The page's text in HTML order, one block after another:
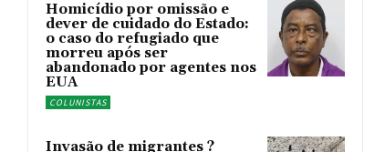
Homicídio por omissão e
dever de cuidado do Estado:
o caso do refugiado que
morreu após ser
abandonado por agentes nos
EUA
COLUNISTAS
Invasão de migrantes ?